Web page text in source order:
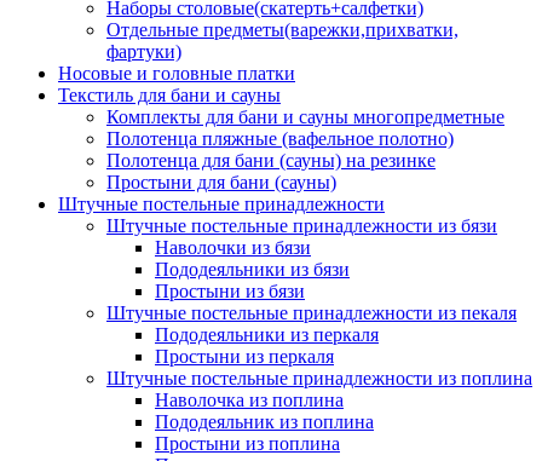
Наборы столовые(скатерть+салфетки)
Отдельные предметы(варежки,прихватки,
фартуки)
Носовые и головные платки
Текстиль для бани и сауны
Комплекты для бани и сауны многопредметные
Полотенца пляжные (вафельное полотно)
Полотенца для бани (сауны) на резинке
Простыни для бани (сауны)
Штучные постельные принадлежности
Штучные постельные принадлежности из бязи
Наволочки из бязи
Пододеяльники из бязи
Простыни из бязи
Штучные постельные принадлежности из пекаля
Пододеяльники из перкаля
Простыни из перкаля
Штучные постельные принадлежности из поплина
Наволочка из поплина
Пододеяльник из поплина
Простыни из поплина